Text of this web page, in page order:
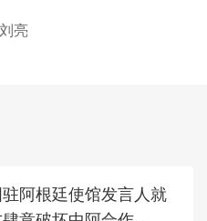
亮
阿根廷使馆发言人就